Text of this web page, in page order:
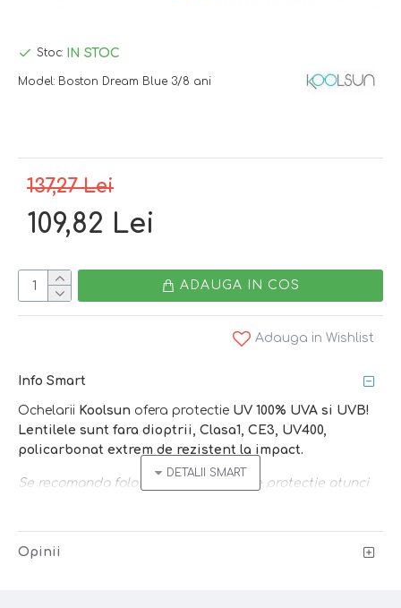
137,27 Lei
109,82 Lei
Stoc: IN STOC
Model: Boston Dream Blue 3/8 ani
ADAUGA IN COS
Adauga in Wishlist
Info Smart
Ochelarii Koolsun ofera protectie UV 100% UVA si UVB!
Lentilele sunt fara dioptrii, Clasa1, CE3, UV400,
policarbonat extrem de rezistent la impact.
Se recomanda folosirea ochelarilor de protectie atunci
Opinii